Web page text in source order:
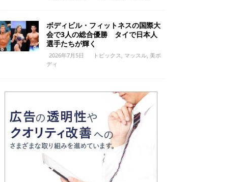
ボディビル・フィットネスの国際大
会で3人の総合優勝 タイで日本人
選手たちが輝く
2026年7月5日 トピックス マッスル, 美ボ
ディ